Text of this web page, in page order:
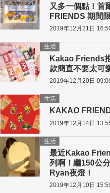
又多一個點！首
FRIENDS 期間
2019年12月21日
Kakao Friends
款簡直不要太可
生活
2019年12月20日
KAKAO
生活
2019年12月14日
最近Kakao
列啊！繼150公
Ryan夜燈！
生活
2019年12月10日